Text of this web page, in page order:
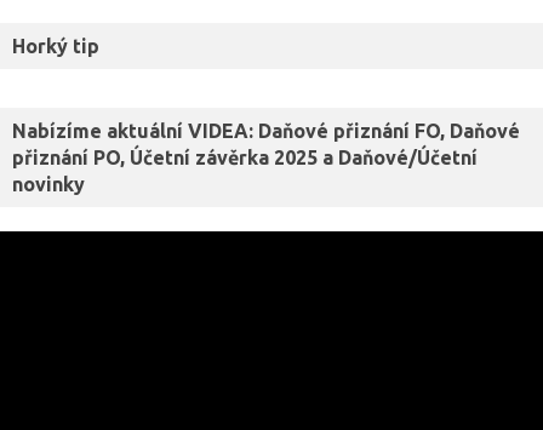
Horký tip
Nabízíme aktuální VIDEA: Daňové přiznání FO, Daňové
přiznání PO, Účetní závěrka 2025 a Daňové/Účetní
novinky